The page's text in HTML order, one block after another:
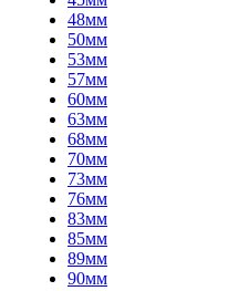
48мм
50мм
53мм
57мм
60мм
63мм
68мм
70мм
73мм
76мм
83мм
85мм
89мм
90мм